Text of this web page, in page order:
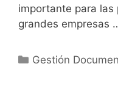
importante para las
grandes empresas
Categories
Gestión